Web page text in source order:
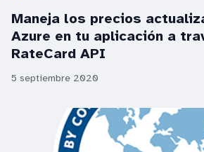
Maneja los precios
Azure en tu aplicación a
RateCard API
5 septiembre 2020